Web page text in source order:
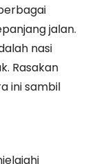
jalan.
nasi
Rasakan
ini sambil